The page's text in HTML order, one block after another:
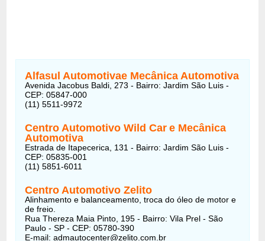
Alfasul Automotivae Mecânica Automotiva
Avenida Jacobus Baldi, 273 - Bairro: Jardim São Luis -
CEP: 05847-000
(11) 5511-9972
Centro Automotivo Wild Car e Mecânica
Automotiva
Estrada de Itapecerica, 131 - Bairro: Jardim São Luis -
CEP: 05835-001
(11) 5851-6011
Centro Automotivo Zelito
Alinhamento e balanceamento, troca do óleo de motor e
de freio.
Rua Thereza Maia Pinto, 195 - Bairro: Vila Prel - São
Paulo - SP - CEP: 05780-390
E-mail: admautocenter@zelito.com.br